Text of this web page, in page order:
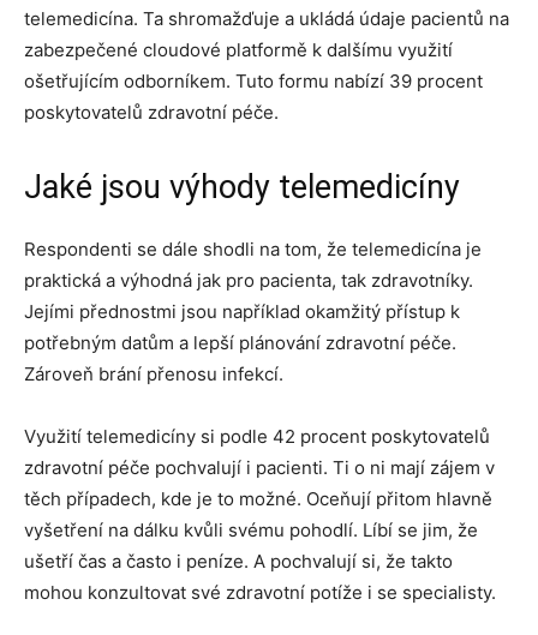
telemedicína. Ta shromažďuje a ukládá údaje pacientů na
zabezpečené cloudové platformě k dalšímu využití
ošetřujícím odborníkem. Tuto formu nabízí 39 procent
poskytovatelů zdravotní péče.
Jaké jsou výhody telemedicíny
Respondenti se dále shodli na tom, že telemedicína je
praktická a výhodná jak pro pacienta, tak zdravotníky.
Jejími přednostmi jsou například okamžitý přístup k
potřebným datům a lepší plánování zdravotní péče.
Zároveň brání přenosu infekcí.
Využití telemedicíny si podle 42 procent poskytovatelů
zdravotní péče pochvalují i pacienti. Ti o ni mají zájem v
těch případech, kde je to možné. Oceňují přitom hlavně
vyšetření na dálku kvůli svému pohodlí. Líbí se jim, že
ušetří čas a často i peníze. A pochvalují si, že takto
mohou konzultovat své zdravotní potíže i se specialisty.